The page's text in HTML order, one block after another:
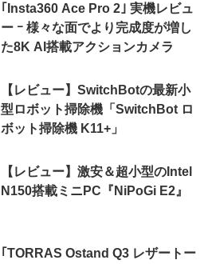
｢Insta360 Ace Pro 2｣ 実機レビュ
ー ｰ 様々な面でより完成度が増し
た8K AI搭載アクションカメラ
【レビュー】SwitchBotの最新小
型ロボット掃除機「SwitchBot ロ
ボット掃除機 K11+」
【レビュー】激安＆超小型のIntel
N150搭載ミニPC『NiPoGi E2』
｢TORRAS Ostand Q3 レザートー